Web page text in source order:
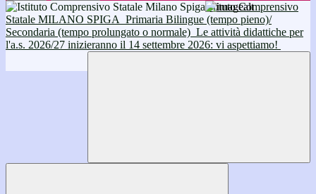
Istituto Comprensivo
Statale MILANO SPIGA Primaria Bilingue (tempo pieno)/
Secondaria (tempo prolungato o normale) Le attività didattiche per
l'a.s. 2026/27 inizieranno il 14 settembre 2026: vi aspettiamo!